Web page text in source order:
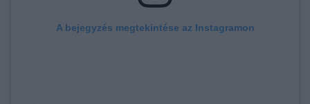
A bejegyzés megtekintése az Instagramon